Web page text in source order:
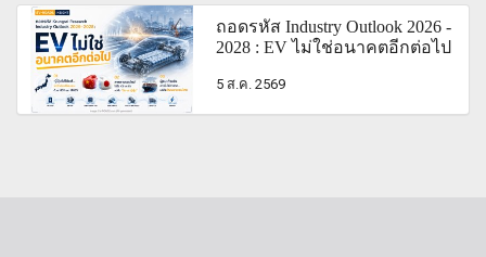
ถอดรหัส Industry Outlook 2026 -
2028 : EV ไม่ใช่อนาคตอีกต่อไป
5 ส.ค. 2569